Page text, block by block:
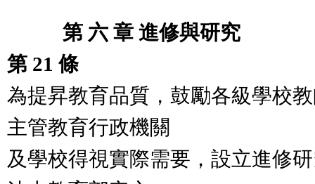
第 六 章 進修與研究
第 21 條
為提昇教育品質，鼓勵各級學校
主管教育行政機關
及學校得視實際需要，設立進修